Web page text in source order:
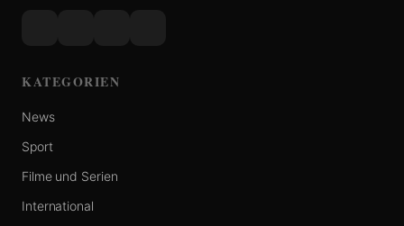
KATEGORIEN
News
Sport
Filme und Serien
International